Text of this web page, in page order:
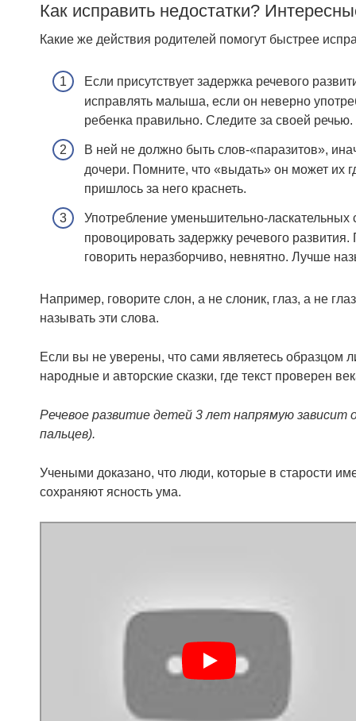
Как исправить недостатки?
Какие же действия родителей помогут быстрее
Если присутствует задержка речевого
исправлять малыша, если он неверно
ребенка правильно. Следите за своей речью.
В ней не должно быть слов-«паразитов»,
дочери. Помните, что «выдать» он может их
пришлось за него краснеть.
Употребление уменьшительно-
провоцировать задержку речевого
говорить неразборчиво, невнятно. Лучше
Например, говорите слон, а не слоник, глаз, а не
называть эти слова.
Если вы не уверены, что сами являетесь образцом
народные и авторские сказки, где текст проверен
Речевое развитие детей 3 лет напрямую зависит
пальцев).
Учеными доказано, что люди, которые в старости
сохраняют ясность ума.